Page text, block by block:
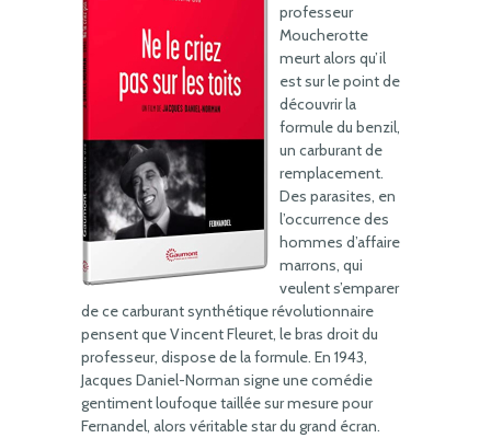
professeur
Moucherotte
meurt alors qu’il
est sur le point de
découvrir la
formule du benzil,
un carburant de
remplacement.
Des parasites, en
l’occurrence des
hommes d’affaire
marrons, qui
veulent s’emparer
de ce carburant synthétique révolutionnaire
pensent que Vincent Fleuret, le bras droit du
professeur, dispose de la formule. En 1943,
Jacques Daniel-Norman signe une comédie
gentiment loufoque taillée sur mesure pour
Fernandel, alors véritable star du grand écran.